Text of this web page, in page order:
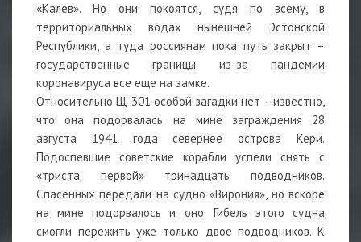
«Калев». Но они покоятся, судя по всему, в
территориальных водах нынешней Эстонской
Республики, а туда россиянам пока путь закрыт –
государственные границы из-за пандемии
коронавируса все еще на замке.
Относительно Щ-301 особой загадки нет – известно,
что она подорвалась на мине заграждения 28
августа 1941 года севернее острова Кери.
Подоспевшие советские корабли успели снять с
«триста первой» тринадцать подводников.
Спасенных передали на судно «Вирония», но вскоре
на мине подорвалось и оно. Гибель этого судна
смогли пережить уже только двое подводников. К